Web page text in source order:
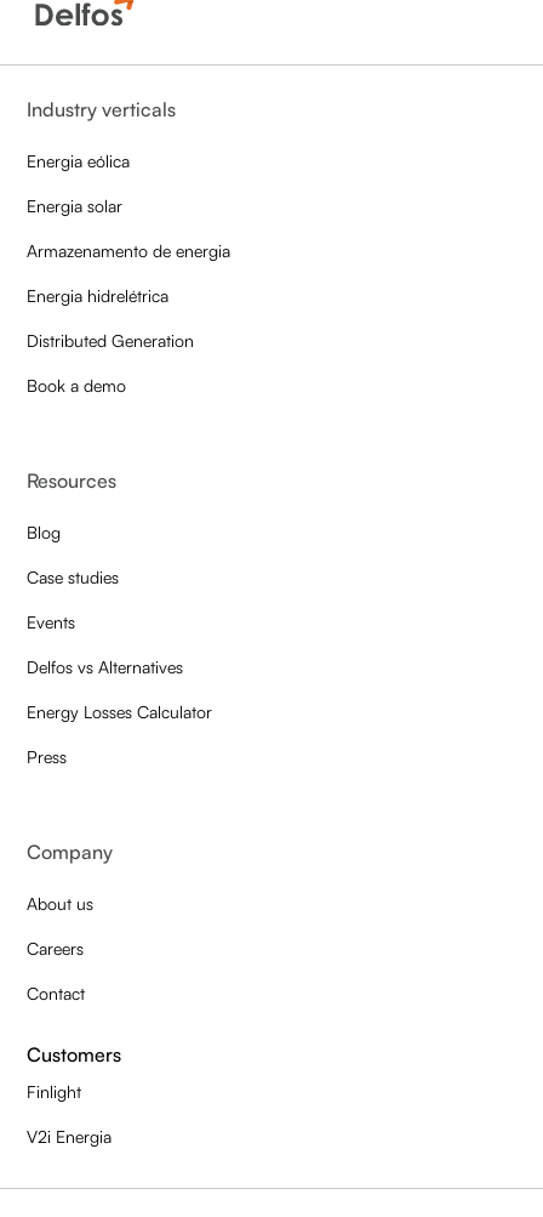
Industry verticals
Energia eólica
Energia solar
Armazenamento de energia
Energia hidrelétrica
Distributed Generation
Book a demo
Resources
Blog
Case studies
Events
Delfos vs Alternatives
Energy Losses Calculator
Press
Company
About us
Careers
Contact
Customers
Finlight
V2i Energia